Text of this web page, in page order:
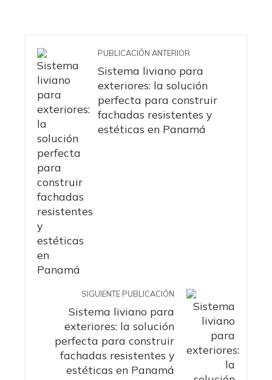
PUBLICACIÓN ANTERIOR
Sistema liviano para
exteriores: la solución
perfecta para construir
fachadas resistentes y
estéticas en Panamá
SIGUIENTE PUBLICACIÓN
Sistema liviano para
exteriores: la solución
perfecta para construir
fachadas resistentes y
estéticas en Panamá